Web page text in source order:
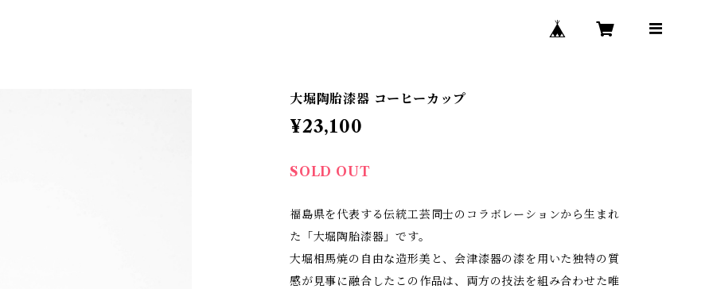
大堀陶胎漆器 コーヒーカップ
¥23,100
SOLD OUT
福島県を代表する伝統工芸同士のコラボレーションから生まれ
た「大堀陶胎漆器」です。
大堀相馬焼の自由な造形美と、会津漆器の漆を用いた独特の質
感が見事に融合したこの作品は、両方の技法を組み合わせた唯